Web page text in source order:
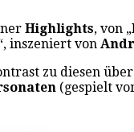
Highlights, von „
inszeniert von
zu diesen
(gespielt